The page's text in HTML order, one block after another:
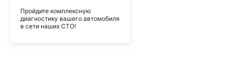
Пройдите комплексную
диагностику вашего автомобиля
в сети наших СТО!